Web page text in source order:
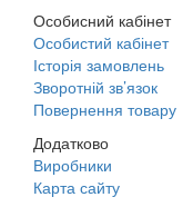
Особисний кабінет
Особистий кабінет
Історія замовлень
Зворотній зв’язок
Повернення товару
Додатково
Виробники
Карта сайту